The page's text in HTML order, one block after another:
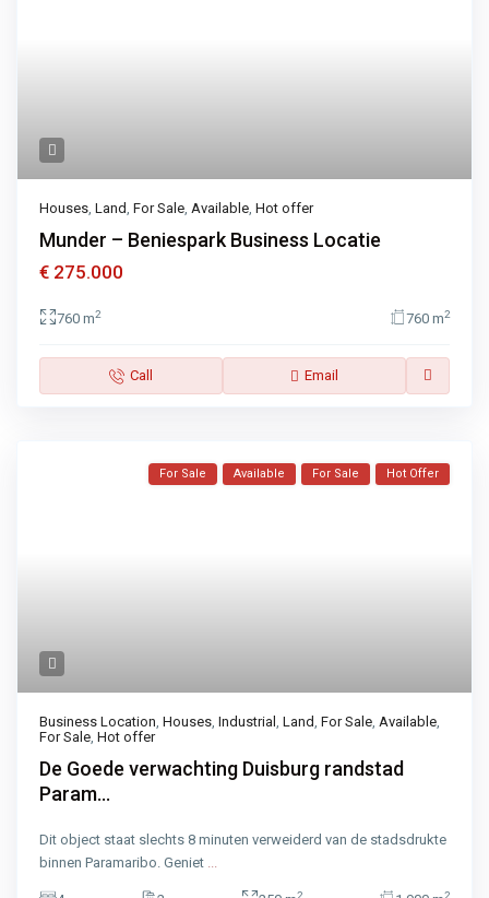
Houses,Land,For Sale,Available,Hot offer
Munder – Beniespark Business Locatie
€ 275.000
760 m2 760 m2
Call Email
For Sale Available For Sale Hot Offer
Business Location,Houses,Industrial,Land,For Sale,Available,
For Sale,Hot offer
De Goede verwachting Duisburg randstad
Param...
Dit object staat slechts 8 minuten verweiderd van de stadsdrukte
binnen Paramaribo. Geniet ...
2 2